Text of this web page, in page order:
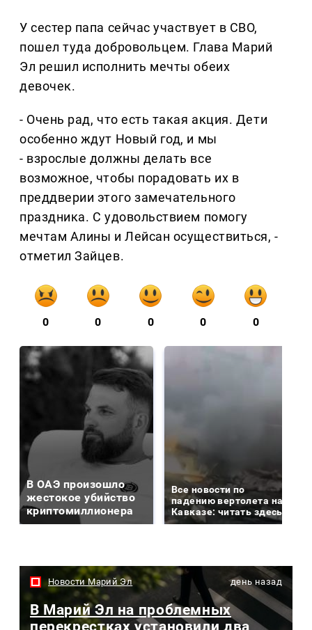
У сестер папа сейчас участвует в СВО,
пошел туда добровольцем. Глава Марий
Эл решил исполнить мечты обеих
девочек.
- Очень рад, что есть такая акция. Дети
особенно ждут Новый год, и мы
- взрослые должны делать все
возможное, чтобы порадовать их в
преддверии этого замечательного
праздника. С удовольствием помогу
мечтам Алины и Лейсан осуществиться, -
отметил Зайцев.
0 0 0 0 0
В ОАЭ произошло
жестокое убийство
криптомиллионера
Все новости по
падению вертолета на
Кавказе: читать здесь
Новости Марий Эл день назад
В Марий Эл на проблемных